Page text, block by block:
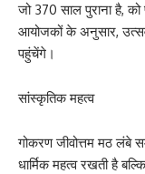
जो 370 साल पुराना है,
आयोजकों के अनुसार,
पहुंचेंगे।
सांस्कृतिक महत्व
गोकरण जीवोत्तम मठ लंबे
धार्मिक महत्व रखती है